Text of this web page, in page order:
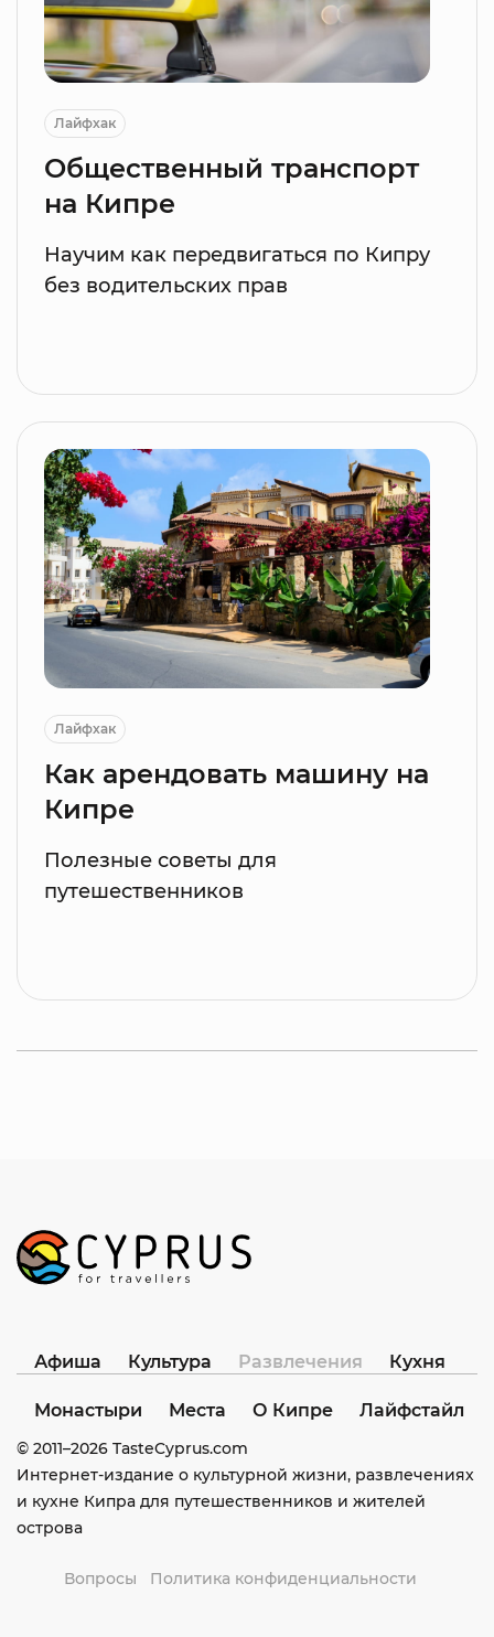
Лайфхак
Общественный транспорт
на Кипре
Научим как передвигаться по Кипру
без водительских прав
Лайфхак
Как арендовать машину на
Кипре
Полезные советы для
путешественников
Афиша Культура Развлечения Кухня
Монастыри Места О Кипре Лайфстайл
© 2011–2026 TasteCyprus.com
Интернет-издание о культурной жизни, развлечениях
и кухне Кипра для путешественников и жителей
острова
Вопросы Политика конфиденциальности